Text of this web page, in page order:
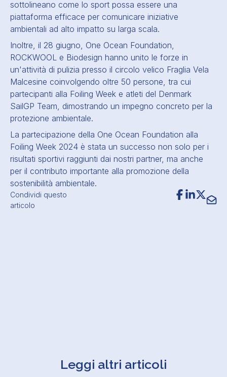
Condividi questo
articolo
sottolineano come lo sport possa essere una
piattaforma efficace per comunicare iniziative
ambientali ad alto impatto su larga scala.
Inoltre, il 28 giugno, One Ocean Foundation,
ROCKWOOL e Biodesign hanno unito le forze in
un'attività di pulizia presso il circolo velico Fraglia Vela
Malcesine coinvolgendo oltre 50 persone, tra cui
partecipanti alla Foiling Week e atleti del Denmark
SailGP Team, dimostrando un impegno concreto per la
protezione ambientale.
La partecipazione della One Ocean Foundation alla
Foiling Week 2024 è stata un successo non solo per i
risultati sportivi raggiunti dai nostri partner, ma anche
per il contributo importante alla promozione della
sostenibilità ambientale.
Leggi altri articoli